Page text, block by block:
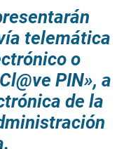
telemática
o
PIN», a
de la